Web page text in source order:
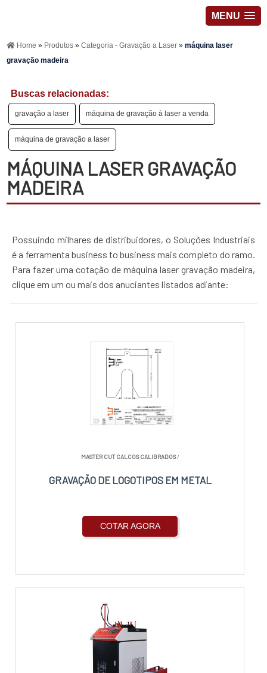
MENU
Home » Produtos»Categoria - Gravação a Laser»máquina laser
gravação madeira
Buscas relacionadas:
gravação a laser máquina de gravação à laser a venda
máquina de gravação a laser
MÁQUINA LASER GRAVAÇÃO
MADEIRA
Possuindo milhares de distribuidores, o Soluções Industriais
é a ferramenta business to business mais completo do ramo.
Para fazer uma cotação de máquina laser gravação madeira,
clique em um ou mais dos anuciantes listados adiante:
MASTER CUT CALCOS CALIBRADOS/
GRAVAÇÃO DE LOGOTIPOS EM METAL
COTAR AGORA